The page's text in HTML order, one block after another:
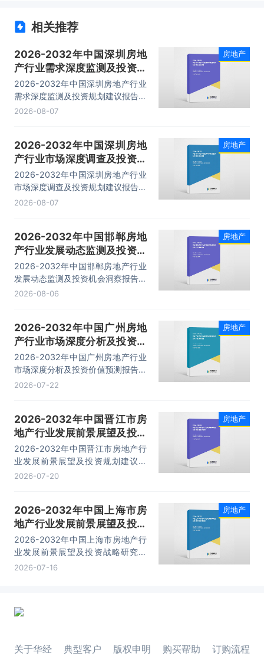
相关推荐
2026-2032年中国深圳房地
产行业需求深度监测及投资规
划建议报告
2026-2032年中国深圳房地产行业
需求深度监测及投资规划建议报告，
主要包括政策分析、发展趋势预测、
2026-08-07
房地产
2026-2032年中国深圳房地
产行业市场深度调查及投资规
划建议报告
2026-2032年中国深圳房地产行业
市场深度调查及投资规划建议报告，
主要包括行业投资策略分析、投资风
2026-08-07
房地产
2026-2032年中国邯郸房地
产行业发展动态监测及投资机
会洞察报告
2026-2032年中国邯郸房地产行业
发展动态监测及投资机会洞察报告，
主要包括行业投资策略分析、投资风
2026-08-06
房地产
2026-2032年中国广州房地
产行业市场深度分析及投资价
值预测报告
2026-2032年中国广州房地产行业
市场深度分析及投资价值预测报告，
主要包括市场分析、重点企业分析、
2026-07-22
房地产
2026-2032年中国晋江市房
地产行业发展前景展望及投资
规划建议报告
2026-2032年中国晋江市房地产行
业发展前景展望及投资规划建议报
告，主要包括竞争格局分析、关键性
容。
2026-07-20
房地产
2026-2032年中国上海市房
地产行业发展前景展望及投资
战略研究报告
2026-2032年中国上海市房地产行
业发展前景展望及投资战略研究报
告，主要包括企业融资规模及渠道分
2026-07-16
房地产
关于华经 典型客户 版权申明 购买帮助 订购流程